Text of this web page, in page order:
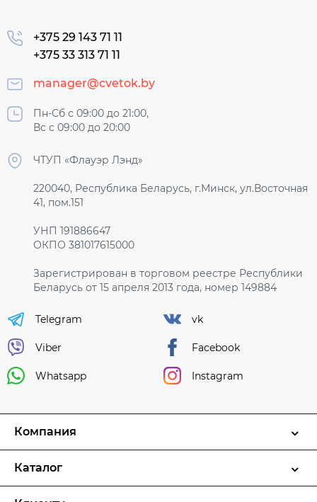
+375 29 143 71 11
+375 33 313 71 11
manager@cvetok.by
Пн-Сб с 09:00 до 21:00,
Вс с 09:00 до 20:00
ЧТУП «Флауэр Лэнд»
220040, Республика Беларусь, г.Минск, ул.Восточная
41, пом.151
УНП 191886647
ОКПО 381017615000
Зарегистрирован в торговом реестре Республики
Беларусь от 15 апреля 2013 года, номер 149884
Telegram
Viber
Whatsapp
vk
Facebook
Instagram
Компания
Каталог